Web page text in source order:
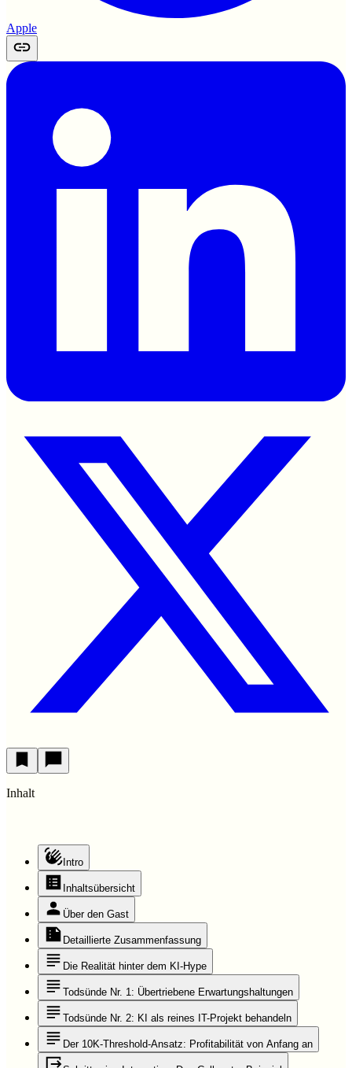
Apple
Inhalt
Intro
Inhaltsübersicht
Über den Gast
Detaillierte Zusammenfassung
Die Realität hinter dem KI-Hype
Todsünde Nr. 1: Übertriebene Erwartungshaltungen
Todsünde Nr. 2: KI als reines IT-Projekt behandeln
Der 10K-Threshold-Ansatz: Profitabilität von Anfang an